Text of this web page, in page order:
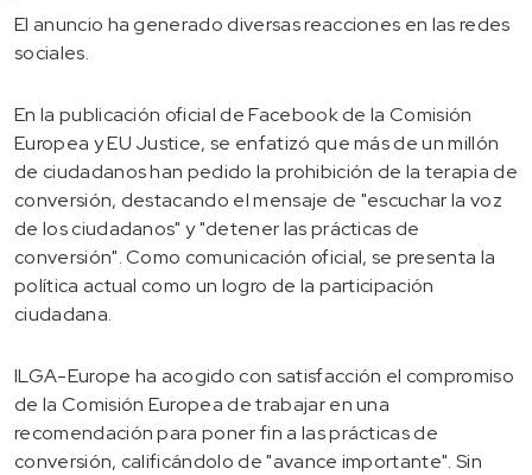
El anuncio ha generado diversas reacciones en las redes
sociales.
En la publicación oficial de Facebook de la Comisión
Europea y EU Justice, se enfatizó que más de un millón
de ciudadanos han pedido la prohibición de la terapia de
conversión, destacando el mensaje de "escuchar la voz
de los ciudadanos" y "detener las prácticas de
conversión". Como comunicación oficial, se presenta la
política actual como un logro de la participación
ciudadana.
ILGA-Europe ha acogido con satisfacción el compromiso
de la Comisión Europea de trabajar en una
recomendación para poner fin a las prácticas de
conversión, calificándolo de "avance importante". Sin